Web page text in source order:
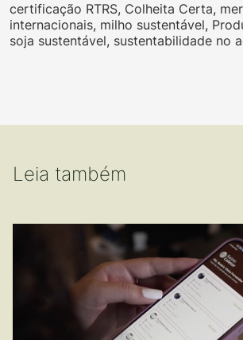
certificação RTRS, Colheita Certa,
internacionais, milho sustentável,
soja sustentável, sustentabilidade no
Leia também